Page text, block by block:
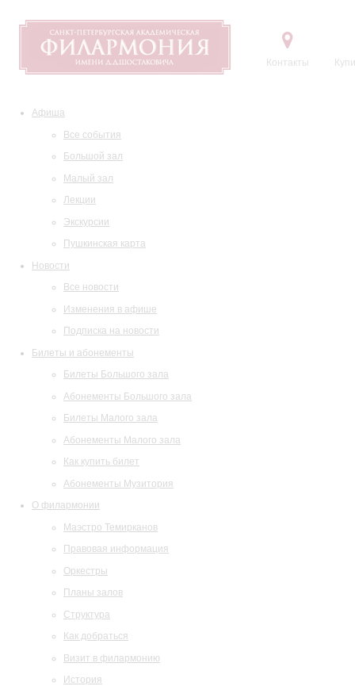
Контакты
Афиша
Все события
Большой зал
Малый зал
Лекции
Экскурсии
Пушкинская карта
Новости
Все новости
Изменения в афише
Подписка на новости
Билеты и абонементы
Билеты Большого зала
Абонементы Большого зала
Билеты Малого зала
Абонементы Малого зала
Как купить билет
Абонементы Музитория
О филармонии
Маэстро Темирканов
Правовая информация
Оркестры
Планы залов
Структура
Как добраться
Визит в филармонию
История